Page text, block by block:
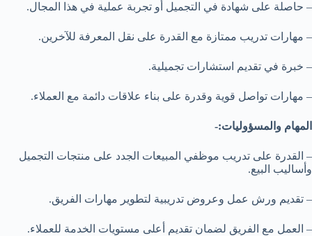
– حاصلة على شهادة في التجميل أو تجربة عملية في هذا المجال.
– مهارات تدريب ممتازة مع القدرة على نقل المعرفة للآخرين.
– خبرة في تقديم استشارات تجميلية.
– مهارات تواصل قوية وقدرة على بناء علاقات دائمة مع العملاء.
المهام والمسؤوليات:-
– القدرة على تدريب موظفي المبيعات الجدد على منتجات التجميل
وأساليب البيع.
– تقديم ورش عمل وعروض تدريبية لتطوير مهارات الفريق.
– العمل مع الفريق لضمان تقديم أعلى مستويات الخدمة للعملاء.